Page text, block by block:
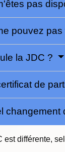
pas
pouvez
la JDC ?
de
changement
est différente,